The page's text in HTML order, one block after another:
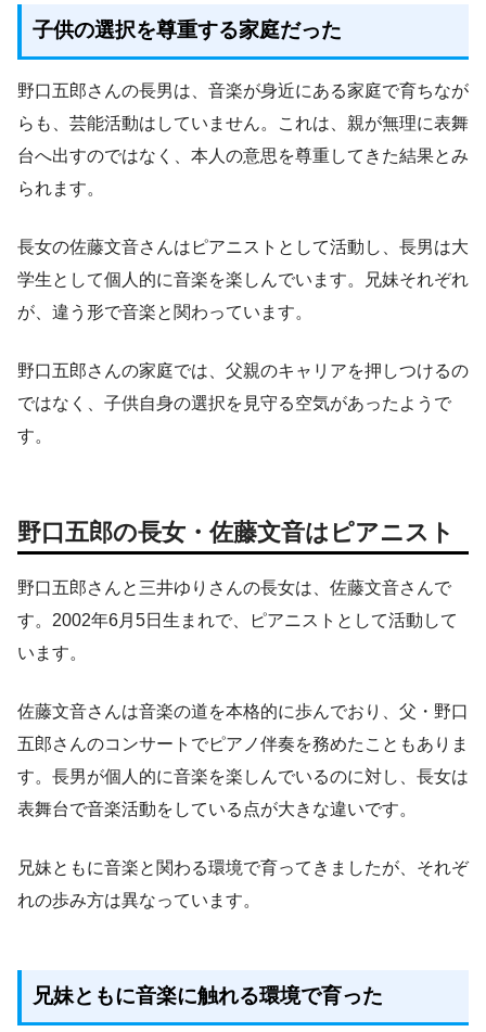
子供の選択を尊重する家庭だった
野口五郎さんの長男は、音楽が身近にある家庭で育ちなが
らも、芸能活動はしていません。これは、親が無理に表舞
台へ出すのではなく、本人の意思を尊重してきた結果とみ
られます。
長女の佐藤文音さんはピアニストとして活動し、長男は大
学生として個人的に音楽を楽しんでいます。兄妹それぞれ
が、違う形で音楽と関わっています。
野口五郎さんの家庭では、父親のキャリアを押しつけるの
ではなく、子供自身の選択を見守る空気があったようで
す。
野口五郎の長女・佐藤文音はピアニスト
野口五郎さんと三井ゆりさんの長女は、佐藤文音さんで
す。2002年6月5日生まれで、ピアニストとして活動して
います。
佐藤文音さんは音楽の道を本格的に歩んでおり、父・野口
五郎さんのコンサートでピアノ伴奏を務めたこともありま
す。長男が個人的に音楽を楽しんでいるのに対し、長女は
表舞台で音楽活動をしている点が大きな違いです。
兄妹ともに音楽と関わる環境で育ってきましたが、それぞ
れの歩み方は異なっています。
兄妹ともに音楽に触れる環境で育った